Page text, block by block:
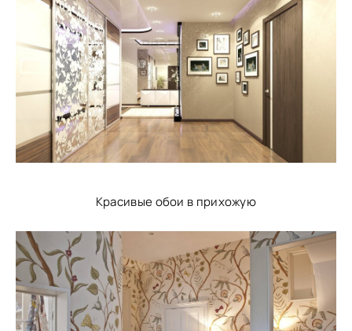
Красивые обои в прихожую